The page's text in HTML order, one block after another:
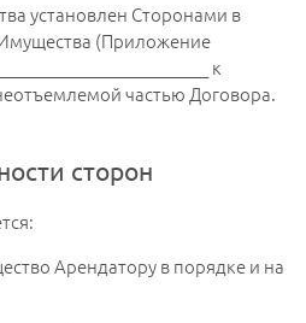
установлен Сторонами в
(Приложение
к
частью Договора.
сторон
Арендатору в порядке и на